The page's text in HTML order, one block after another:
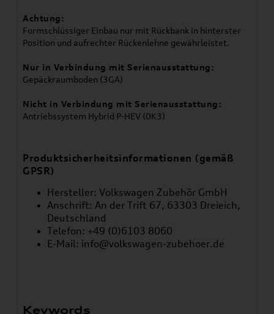
Achtung:
Formschlüssiger Einbau nur mit Rückbank in hinterster
Position und aufrechter Rückenlehne gewährleistet.
Nur in Verbindung mit Serienausstattung:
Gepäckraumboden (3GA)
Nicht in Verbindung mit Serienausstattung:
Antriebssystem Hybrid P-HEV (0K3)
Produktsicherheitsinformationen (gemäß
GPSR)
Hersteller: Volkswagen Zubehör GmbH
Anschrift: An der Trift 67, 63303 Dreieich,
Deutschland
Telefon: +49 (0)6103 8060
E-Mail: info@volkswagen-zubehoer.de
Keywords